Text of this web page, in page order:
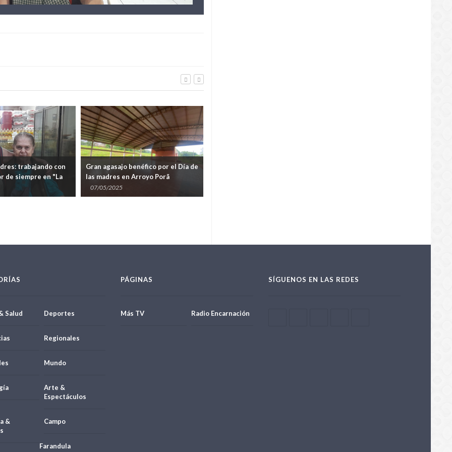
trabajando con
de siempre en "La
Gran agasajo benéfico por el Día de
las madres en Arroyo Porã
07/05/2025
Salud Deportes
Regionales
Mundo
Arte &
Espectáculos
&
Campo
Farandula
PÁGINAS
Más TV Radio Encarnación
SÍGUENOS EN LAS REDES